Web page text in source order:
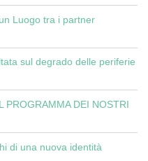
Luogo tra i partner
sul degrado delle periferie
PROGRAMMA DEI NOSTRI
di una nuova identità